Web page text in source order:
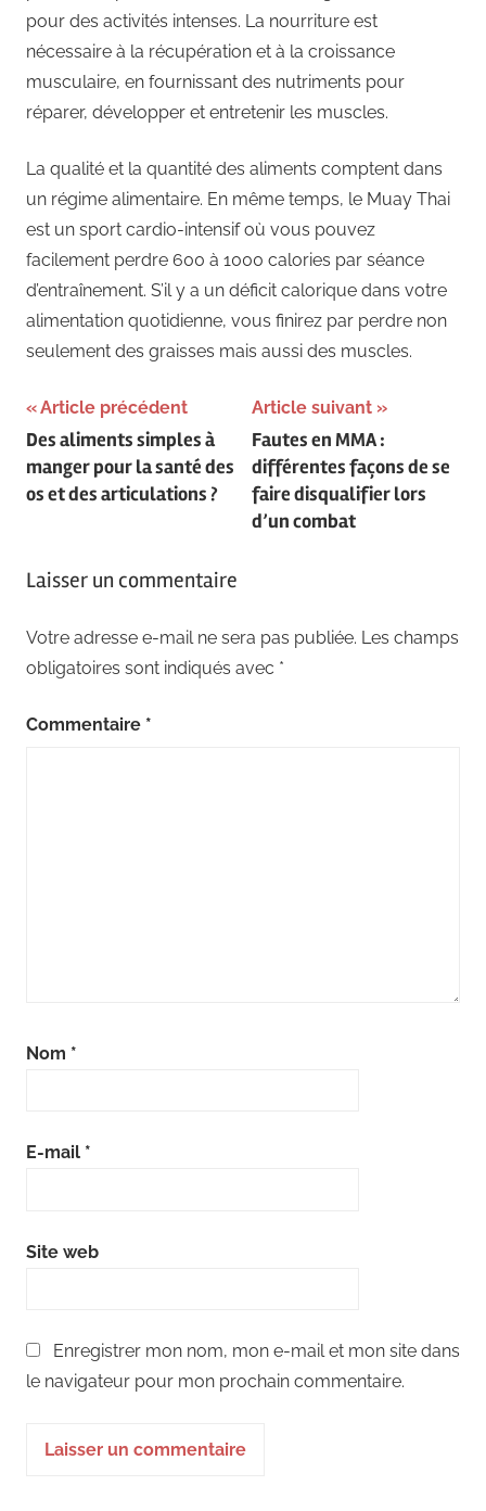
pour des activités intenses. La nourriture est
nécessaire à la récupération et à la croissance
musculaire, en fournissant des nutriments pour
réparer, développer et entretenir les muscles.
La qualité et la quantité des aliments comptent dans
un régime alimentaire. En même temps, le Muay Thai
est un sport cardio-intensif où vous pouvez
facilement perdre 600 à 1000 calories par séance
d’entraînement. S’il y a un déficit calorique dans votre
alimentation quotidienne, vous finirez par perdre non
seulement des graisses mais aussi des muscles.
Navigation
de
l’article
Article précédent
Des aliments simples à
manger pour la santé des
os et des articulations ?
Article suivant
Fautes en MMA :
différentes façons de se
faire disqualifier lors
d’un combat
Laisser un commentaire
Votre adresse e-mail ne sera pas publiée. Les champs
obligatoires sont indiqués avec *
Commentaire *
Nom *
E-mail *
Site web
Enregistrer mon nom, mon e-mail et mon site dans
le navigateur pour mon prochain commentaire.